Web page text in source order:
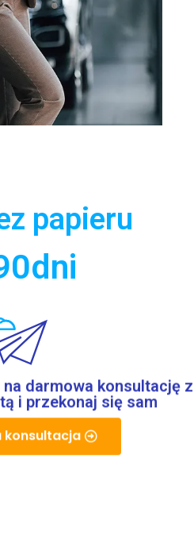
papieru
dni
darmowa konsultację z
i przekonaj się sam
konsultacja